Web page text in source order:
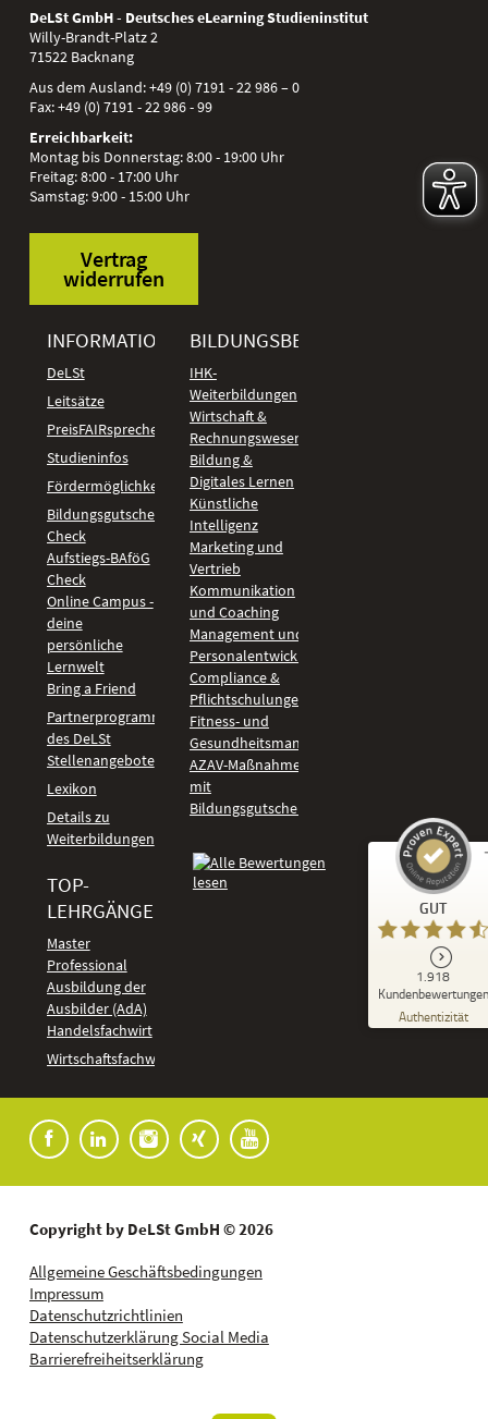
DeLSt GmbH - Deutsches eLearning Studieninstitut
Willy-Brandt-Platz 2
71522 Backnang
Aus dem Ausland:+49 (0) 7191 - 22 986 – 0
Fax:+49 (0) 7191 - 22 986 - 99
Erreichbarkeit:
Montag bis Donnerstag: 8:00 - 19:00 Uhr
Freitag: 8:00 - 17:00 Uhr
Samstag: 9:00 - 15:00 Uhr
Vertrag
widerrufen
INFORMATIONEN
DeLSt
Leitsätze
PreisFAIRsprechen
Studieninfos
Fördermöglichkeiten
Bildungsgutschein
Check
Aufstiegs-BAföG
Check
Online Campus -
deine
persönliche
Lernwelt
Bring a Friend
Partnerprogramm
des DeLSt
Stellenangebote
Lexikon
Details zu
Weiterbildungen
TOP-
LEHRGÄNGE
Master
Professional
Ausbildung der
Ausbilder (AdA)
Handelsfachwirt
Wirtschaftsfachwirt
BILDUNGSBEREICHE
IHK-
Weiterbildungen
Wirtschaft &
Rechnungswesen
Bildung &
Digitales Lernen
Künstliche
Intelligenz
Marketing und
Vertrieb
Kommunikation
und Coaching
Management und
Personalentwicklung
Compliance &
Pflichtschulungen
Fitness- und
Gesundheitsmanagement
AZAV-Maßnahmen
mit
Bildungsgutschein
GUT
1.918
Kundenbewertungen
Authentizität
Kundenbewertungen und Erfahrungen zu
DeLSt - Deutsches eLearning Studieninstitut
92
%
Empfehlungen auf
ProvenExpert.com
anderen Quellen
Copyright by DeLSt GmbH © 2026
Allgemeine Geschäftsbedingungen
Impressum
Datenschutzrichtlinien
Datenschutzerklärung Social Media
Barrierefreiheitserklärung